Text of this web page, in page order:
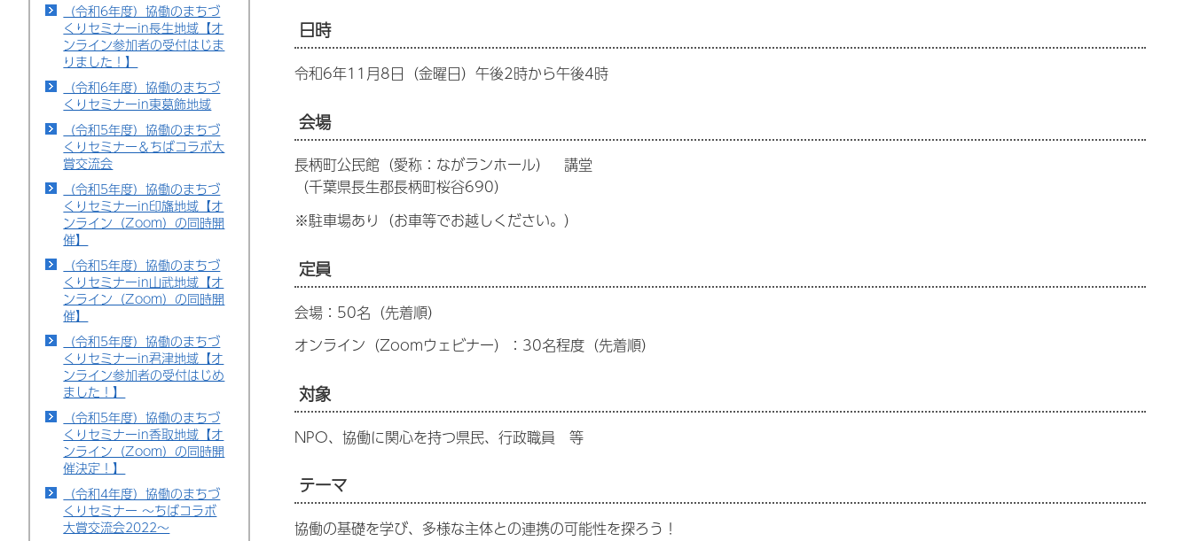
（令和6年度）協働のまちづ
くりセミナーin長生地域【オ
ンライン参加者の受付はじま
りました！】
（令和6年度）協働のまちづ
くりセミナーin東葛飾地域
（令和5年度）協働のまちづ
くりセミナー＆ちばコラボ大
賞交流会
（令和5年度）協働のまちづ
くりセミナーin印旛地域【オ
ンライン（Zoom）の同時開
催】
（令和5年度）協働のまちづ
くりセミナーin山武地域【オ
ンライン（Zoom）の同時開
催】
（令和5年度）協働のまちづ
くりセミナーin君津地域【オ
ンライン参加者の受付はじめ
ました！】
（令和5年度）協働のまちづ
くりセミナーin香取地域【オ
ンライン（Zoom）の同時開
催決定！】
（令和4年度）協働のまちづ
くりセミナー ～ちばコラボ
大賞交流会2022～
日時
令和6年11月8日（金曜日）午後2時から午後4時
会場
長柄町公民館（愛称：ながランホール） 講堂
（千葉県長生郡長柄町桜谷690）
※駐車場あり（お車等でお越しください。）
定員
会場：50名（先着順）
オンライン（Zoomウェビナー）：30名程度（先着順）
対象
NPO、協働に関心を持つ県民、行政職員 等
テーマ
協働の基礎を学び、多様な主体との連携の可能性を探ろう！